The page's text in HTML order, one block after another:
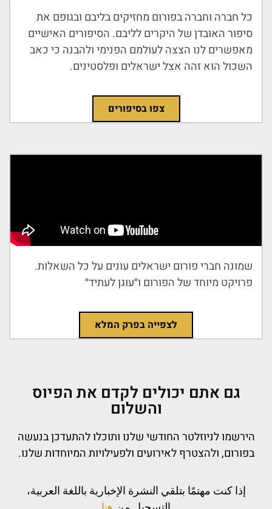
כל חברה וחברה בפורום מחזיקים בליבם ובגופם את
סיפור האובדן של היקרים לליבם. הסיפורים האישיים
מאפשרים לנו הצצה לעולמם הפנימי ולהבנה כי כאב
השכול הוא זהה אצל ישראלים ופלסטינים.
צפו בסיפורים
שמונה חברי פורום ישראלים עונים על כל השאלות.
פרויקט מיוחד של הפורום ו״עוגן לעתיד״
לצפייה בפרק המלא
גם אתם יכולים לקדם את הפיוס
והשלום
הירשמו לניוזלטר החודשי שלנו ותוכלו להתעדכן בנעשה
בפורום, ולהצטרף לאירועים ולפעילויות המיוחדות שלנו.
إذا كنت مهتمًا بتلقي النشرة الإخبارية باللغة العربية،